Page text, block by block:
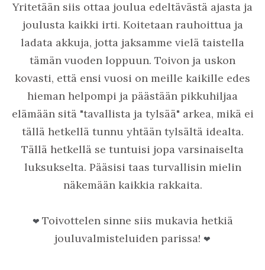
Yritetään siis ottaa joulua edeltävästä ajasta ja
joulusta kaikki irti. Koitetaan rauhoittua ja
ladata akkuja, jotta jaksamme vielä taistella
tämän vuoden loppuun. Toivon ja uskon
kovasti, että ensi vuosi on meille kaikille edes
hieman helpompi ja päästään pikkuhiljaa
elämään sitä "tavallista ja tylsää" arkea, mikä ei
tällä hetkellä tunnu yhtään tylsältä idealta.
Tällä hetkellä se tuntuisi jopa varsinaiselta
luksukselta. Pääsisi taas turvallisin mielin
näkemään kaikkia rakkaita.
❤ Toivottelen sinne siis mukavia hetkiä
jouluvalmisteluiden parissa! ❤